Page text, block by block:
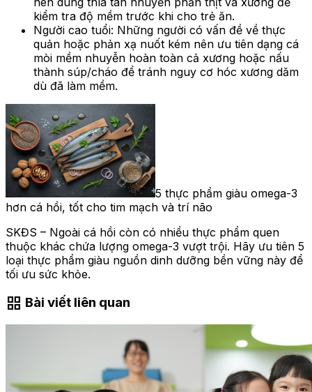
kiểm tra độ mềm trước khi cho trẻ ăn.
Người cao tuổi: Những người có vấn đề về thực
quản hoặc phản xạ nuốt kém nên ưu tiên dạng cá
mòi mềm nhuyễn hoàn toàn cả xương hoặc nấu
thành súp/cháo để tránh nguy cơ hóc xương dăm
dù đã làm mềm.
5 thực phẩm giàu omega-3
hơn cá hồi, tốt cho tim mạch và trí não
SKĐS – Ngoài cá hồi còn có nhiều thực phẩm quen
thuộc khác chứa lượng omega-3 vượt trội. Hãy ưu tiên 5
loại thực phẩm giàu nguồn dinh dưỡng bền vững này để
tối ưu sức khỏe.
grid_view Bài viết liên quan